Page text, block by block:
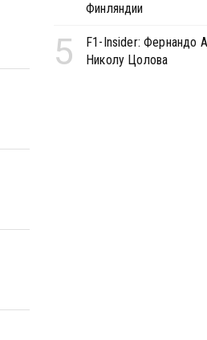
Финляндии
5
F1-Insider: Фернандо
Николу Цолова